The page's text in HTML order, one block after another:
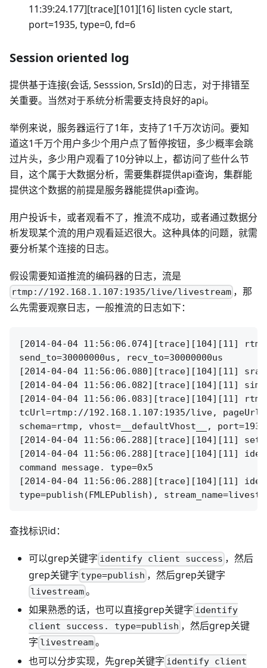
11:39:24.177][trace][101][16] listen cycle start,
port=1935, type=0, fd=6
Session oriented log
提供基于连接(会话, Sesssion, SrsId)的日志，对于排错至
关重要。当然对于系统分析需要支持良好的api。
举例来说，服务器运行了1年，支持了1千万次访问。要知
道这1千万个用户多少个用户点了暂停按钮，多少概率会跳
过片头，多少用户观看了10分钟以上，都访问了些什么节
目，这个属于大数据分析，需要集群提供api查询，集群能
提供这个数据的前提是服务器能提供api查询。
用户投诉卡，或者观看不了，推流不成功，或者通过数据分
析发现某个流的用户观看延迟很大。这种具体的问题，就需
要分析某个连接的日志。
假设需要知道推流的编码器的日志，流是
rtmp://192.168.1.107:1935/live/livestream ，那
么先需要观察日志，一般推流的日志如下：
[2014-04-04 11:56:06.074][trace][104][11]
send_to=30000000us, recv_to=30000000us
[2014-04-04 11:56:06.080][trace][104][11]
[2014-04-04 11:56:06.082][trace][104][11]
[2014-04-04 11:56:06.083][trace][104][11]
tcUrl=rtmp://192.168.1.107:1935/live,
schema=rtmp, vhost=__defaultVhost__,
[2014-04-04 11:56:06.288][trace][104][11] set
[2014-04-04 11:56:06.288][trace][104][11]
command message. type=0x5
[2014-04-04 11:56:06.288][trace][104][11]
查找标识id：
可以grep关键字 identify client success ，然后
grep关键字 type=publish ，然后grep关键字
livestream。
如果熟悉的话，也可以直接grep关键字 identify
client success. type=publish ，然后grep关键
字 livestream。
也可以分步实现，先grep关键字 identify client